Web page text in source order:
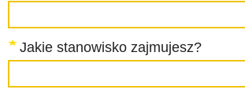
Jakie stanowisko zajmujesz?